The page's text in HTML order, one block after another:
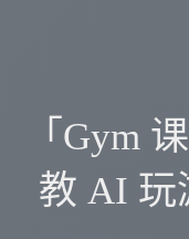
「Gym
教 AI 玩